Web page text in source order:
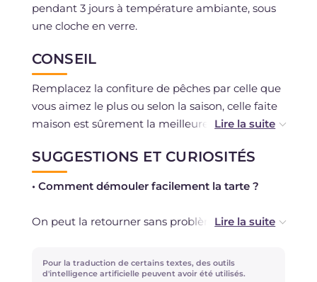
pendant 3 jours à température ambiante, sous
une cloche en verre.
CONSEIL
Remplacez la confiture de pêches par celle que
vous aimez le plus ou selon la saison, celle faite
maison est sûrement la meilleure !
Vous pouvez également parfumer la pâte avec
du zeste de citron ou d'orange !
SUGGESTIONS ET CURIOSITÉS
• Comment démouler facilement la tarte ?
On peut la retourner sans problème une fois
moule avec du papier sulfurisé : cela rendra tout
plus simple !
Pour la traduction de certains textes, des outils
d'intelligence artificielle peuvent avoir été utilisés.